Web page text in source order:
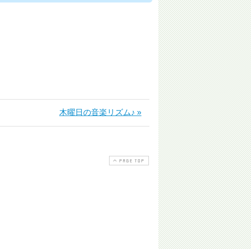
木曜日の音楽リズム♪ »
PAGE TOP